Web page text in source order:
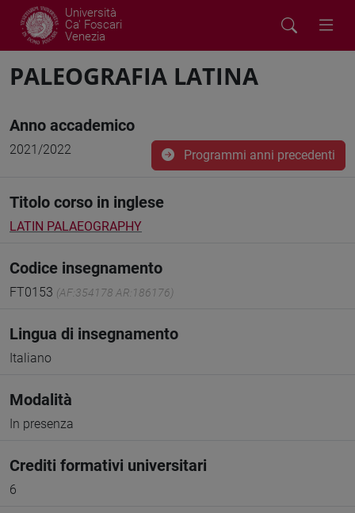
Università
Ca' Foscari
Venezia
PALEOGRAFIA LATINA
Anno accademico
2021/2022 Programmi anni precedenti
Titolo corso in inglese
LATIN PALAEOGRAPHY
Codice insegnamento
FT0153 (AF:354178 AR:186176)
Lingua di insegnamento
Italiano
Modalità
In presenza
Crediti formativi universitari
6